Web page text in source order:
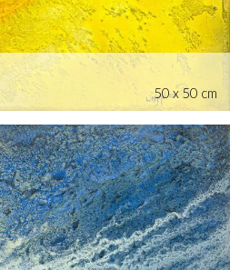
50 x 50 cm